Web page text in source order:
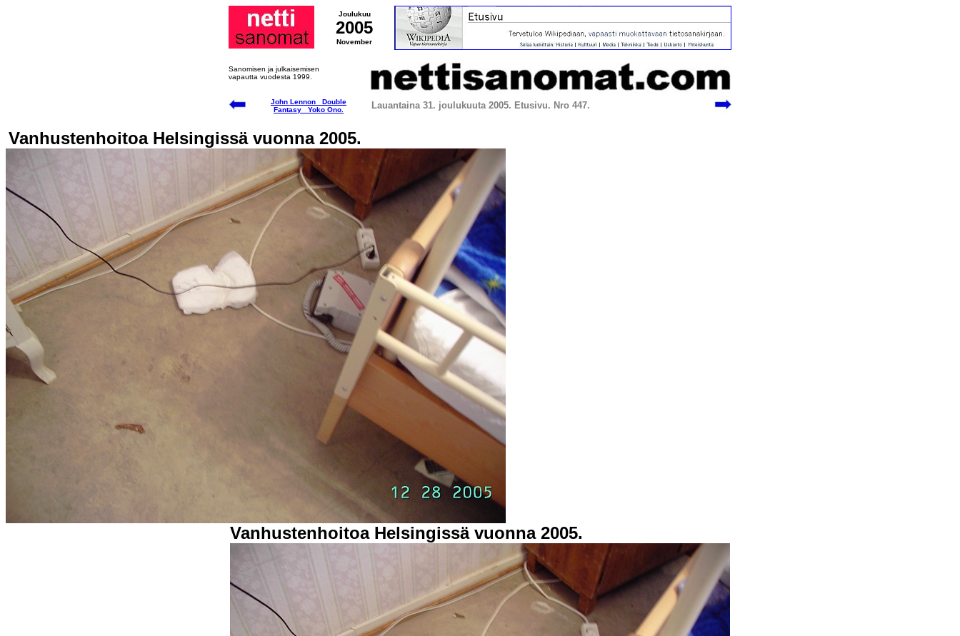
Joulukuu
2005
November
Sanomisen ja julkaisemisen
vapautta vuodesta 1999.
John Lennon Double
Fantasy Yoko Ono.
Lauantaina 31. joulukuuta 2005. Etusivu. Nro 447.
Vanhustenhoitoa Helsingissä vuonna 2005.
Vanhustenhoitoa Helsingissä vuonna 2005.